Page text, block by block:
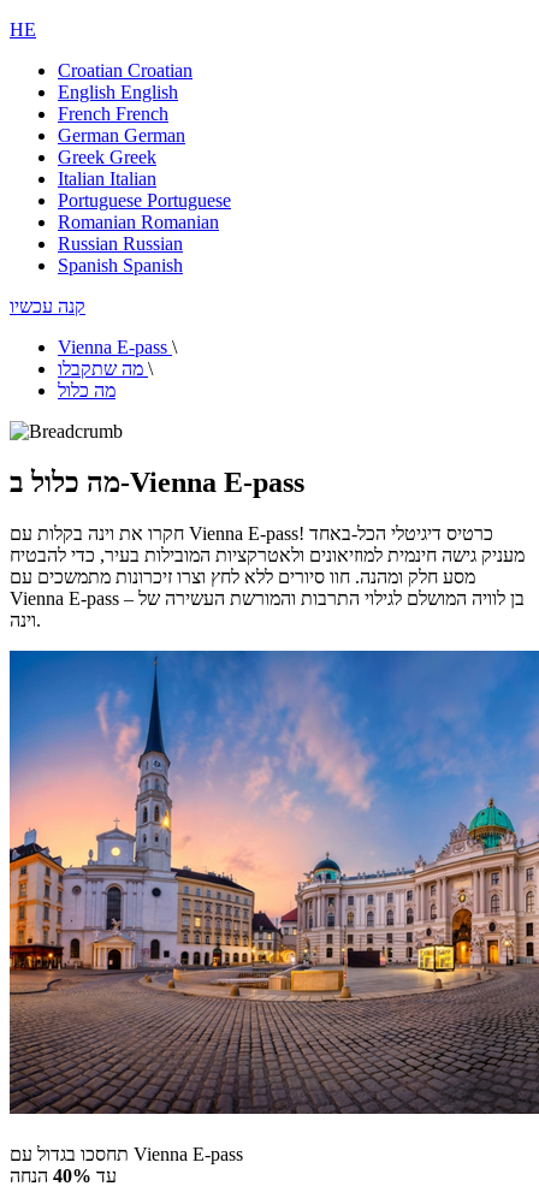
HE
Croatian Croatian
English English
French French
German German
Greek Greek
Italian Italian
Portuguese Portuguese
Romanian Romanian
Russian Russian
Spanish Spanish
קנה עכשיו
Vienna E-pass \
מה שתקבלו \
מה כלול
מה כלול ב-Vienna E-pass
חקרו את וינה בקלות עם Vienna E-pass! כרטיס דיגיטלי הכל-באחד
מעניק גישה חינמית למוזיאונים ולאטרקציות המובילות בעיר, כדי להבטיח
מסע חלק ומהנה. חוו סיורים ללא לחץ וצרו זיכרונות מתמשכים עם
Vienna E-pass – בן לוויה המושלם לגילוי התרבות והמורשת העשירה של
וינה.
תחסכו בגדול עם Vienna E-pass
עד 40% הנחה